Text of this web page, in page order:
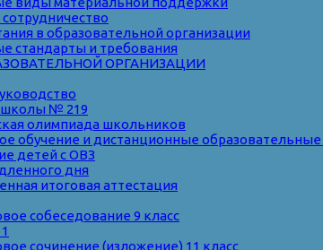
в образовательной организации
стандарты и требования
ОРГАНИЗАЦИИ
школы № 219
олимпиада школьников
обучение и дистанционные образовательные
детей с ОВЗ
дня
итоговая аттестация
собеседование 9 класс
сочинение (изложение) 11 класс